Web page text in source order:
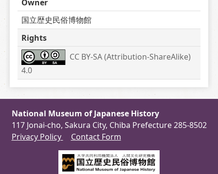
Owner
国立歴史民俗博物館
Rights
CC BY-SA (Attribution-ShareAlike)
4.0
National Museum of Japanese History
117 Jonai-cho, Sakura City, Chiba Prefecture 285-8502
Privacy Policy
Contact Form